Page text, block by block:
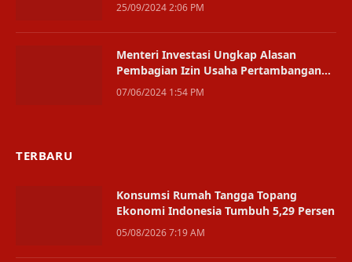
25/09/2024 2:06 PM
Menteri Investasi Ungkap Alasan
Pembagian Izin Usaha Pertambangan
ke Organisasi Keagamaan
07/06/2024 1:54 PM
TERBARU
Konsumsi Rumah Tangga Topang
Ekonomi Indonesia Tumbuh 5,29 Persen
05/08/2026 7:19 AM